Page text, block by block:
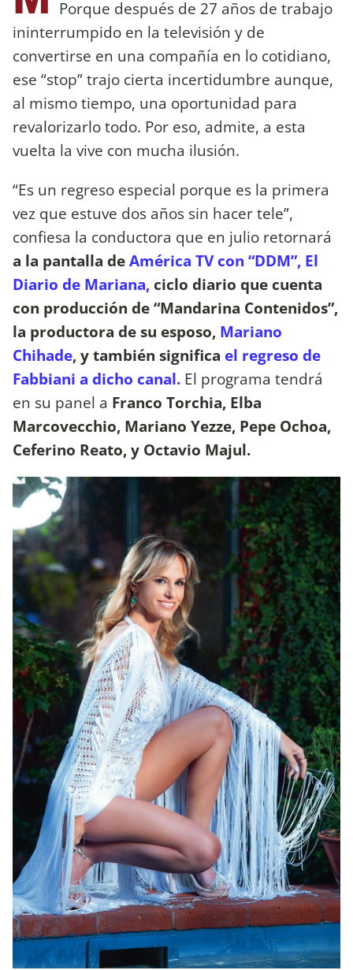
Porque después de 27 años de trabajo
ininterrumpido en la televisión y de
convertirse en una compañía en lo cotidiano,
ese “stop” trajo cierta incertidumbre aunque,
al mismo tiempo, una oportunidad para
revalorizarlo todo. Por eso, admite, a esta
vuelta la vive con mucha ilusión.
“Es un regreso especial porque es la primera
vez que estuve dos años sin hacer tele”,
confiesa la conductora que en julio retornará
a la pantalla deAmérica TV con “DDM”, El
Diario de Mariana, ciclo diario que cuenta
con producción de “Mandarina Contenidos”,
la productora de su esposo, Mariano
Chihade, y también significa el regreso de
Fabbiani a dicho canal. El programa tendrá
en su panel a Franco Torchia, Elba
Marcovecchio, Mariano Yezze, Pepe Ochoa,
Ceferino Reato, y Octavio Majul.